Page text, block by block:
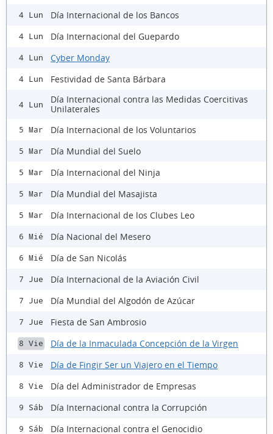
4 Lun Día Internacional de los Bancos
4 Lun Día Internacional del Guepardo
4 Lun Cyber Monday
4 Lun Festividad de Santa Bárbara
4 Lun
Día Internacional contra las Medidas Coercitivas
Unilaterales
5 Mar Día Internacional de los Voluntarios
5 Mar Día Mundial del Suelo
5 Mar Día Internacional del Ninja
5 Mar Día Mundial del Masajista
5 Mar Día Internacional de los Clubes Leo
6 Mié Día Nacional del Mesero
6 Mié Día de San Nicolás
7 Jue Día Internacional de la Aviación Civil
7 Jue Día Mundial del Algodón de Azúcar
7 Jue Fiesta de San Ambrosio
8 Vie Día de la Inmaculada Concepción de la Virgen
8 Vie Día de Fingir Ser un Viajero en el Tiempo
8 Vie Día del Administrador de Empresas
9 Sáb Día Internacional contra la Corrupción
9 Sáb Día Internacional contra el Genocidio